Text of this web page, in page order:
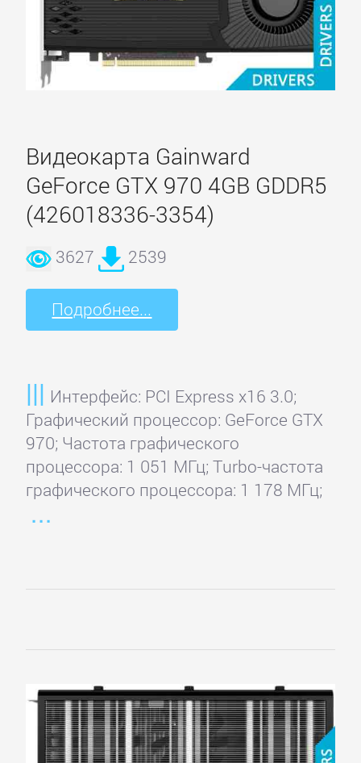
Видеокарта Gainward
GeForce GTX 970 4GB GDDR5
(426018336-3354)
3627 2539
Подробнее...
Интерфейс: PCI Express x16 3.0;
Графический процессор: GeForce GTX
970; Частота графического
процессора: 1 051 МГц; Turbo-частота
графического процессора: 1 178 МГц;